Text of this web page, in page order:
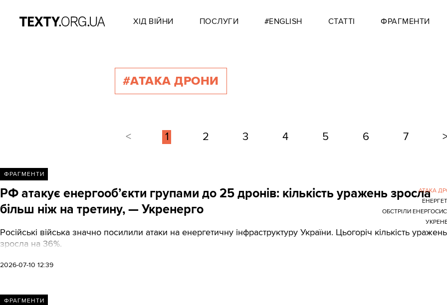
ХІД ВІЙНИ ПОСЛУГИ #ENGLISH СТАТТІ ФРАГМЕНТИ
#АТАКА ДРОНИ
< 1 2 3 4 5 6 7
ФРАГМЕНТИ
РФ атакує енергооб’єкти групами до 25 дронів: кількість уражень зросла
більш ніж на третину, — Укренерго
Російські війська значно посилили атаки на енергетичну інфраструктуру України. Цьогоріч кількість уражень
зросла на 36%.
2026-07-10 12:39
АТАКА
ОБСТРІЛИ
ФРАГМЕНТИ